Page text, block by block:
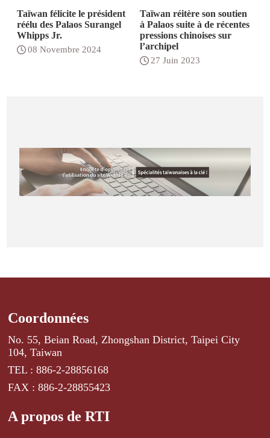
Taïwan félicite le président
réélu des Palaos Surangel
Whipps Jr.
08 Novembre 2024
Taïwan réitère son soutien
à Palaos suite à de récentes
pressions chinoises sur
l’archipel
27 Juin 2023
Coordonnées
No. 55, Beian Road, Zhongshan District, Taipei City
104, Taiwan
TEL : 886-2-28856168
FAX : 886-2-28855423
A propos de RTI